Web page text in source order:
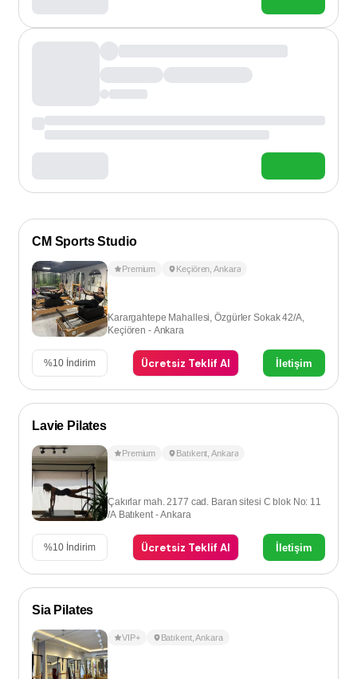
CM Sports Studio
Premium Keçiören ,Ankara
Karargahtepe Mahallesi, Özgürler Sokak 42/A,
Keçiören - Ankara
%10 İndirim Ücretsiz Teklif Al İletişim
Lavie Pilates
Premium Batıkent ,Ankara
Çakırlar mah. 2177 cad. Baran sitesi C blok No: 11
/A Batıkent - Ankara
%10 İndirim Ücretsiz Teklif Al İletişim
Sia Pilates
VIP+ Batıkent,Ankara